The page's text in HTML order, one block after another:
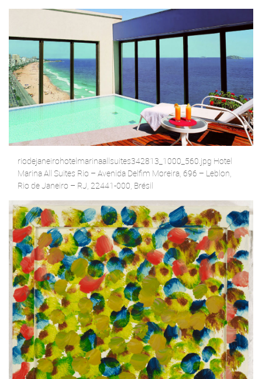
riodejaneirohotelmarinaallsuites342813_1000_560.jpg Hotel
Marina All Suites Rio – Avenida Delfim Moreira, 696 – Leblon,
Rio de Janeiro – RJ, 22441-000, Brésil